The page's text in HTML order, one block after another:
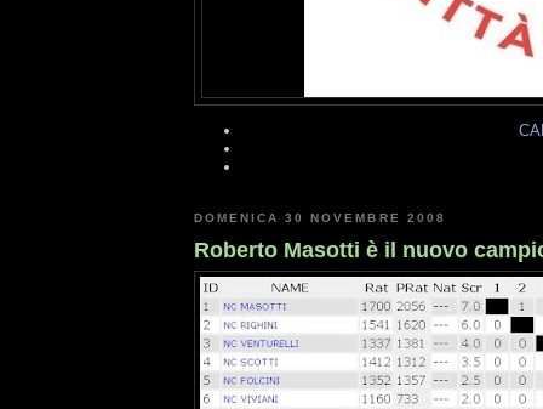
DOMENICA 30 NOVEMBRE 2008
Roberto Masotti è il nuovo